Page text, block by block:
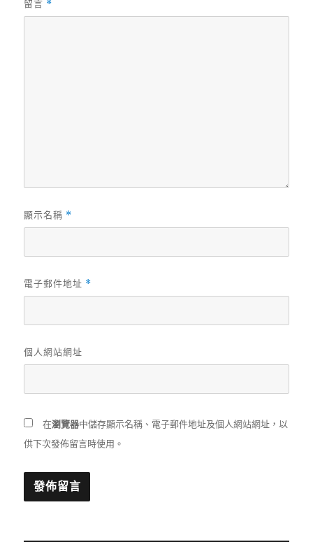
留言 *
顯示名稱 *
電子郵件地址 *
個人網站網址
在瀏覽器中儲存顯示名稱、電子郵件地址及個人網站網址，以
供下次發佈留言時使用。